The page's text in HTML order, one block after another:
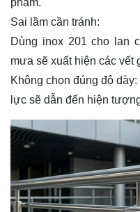
Sai lầm cần tránh:
Dùng inox 201 cho lan
mưa sẽ xuất hiện các vết
Không chọn đúng độ
lực sẽ dẫn đến hiện